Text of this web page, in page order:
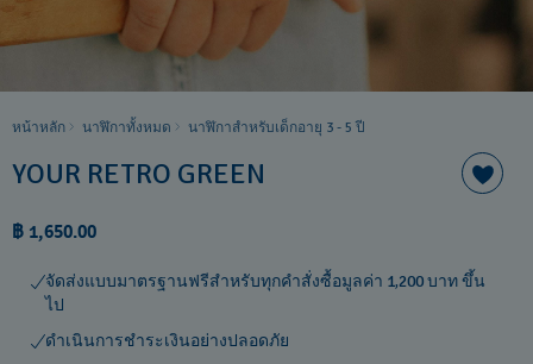
หน้าหลัก นาฬิกาทั้งหมด นาฬิกาสำหรับเด็กอายุ 3 - 5 ปี
YOUR RETRO GREEN
฿ 1,650.00
จัดส่งแบบมาตรฐานฟรีสำหรับทุกคำสั่งซื้อมูลค่า 1,200 บาท ขึ้น
ไป
ดำเนินการชำระเงินอย่างปลอดภัย